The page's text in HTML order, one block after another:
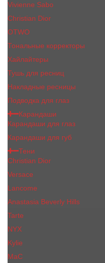
Vivienne Sabo
Сhristiаn Diоr
OTWO
Тональные корректоры
Хайлайтеры
Тушь для ресниц
Накладные ресницы
Подводка для глаз
Карандаши
Карандаши для глаз
Карандаши для губ
Тени
Christian Dior
Versace
Lancome
Anastasia Beverly Hills
Tarte
NYX
Kylie
MaC